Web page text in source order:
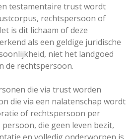
testamentaire trust wordt
rechtspersoon of
is dit lichaam of deze
als een geldige juridische
niet het landgoed
de rechtspersoon.
die via trust worden
die via een nalatenschap wordt
of rechtspersoon per
die geen leven bezit,